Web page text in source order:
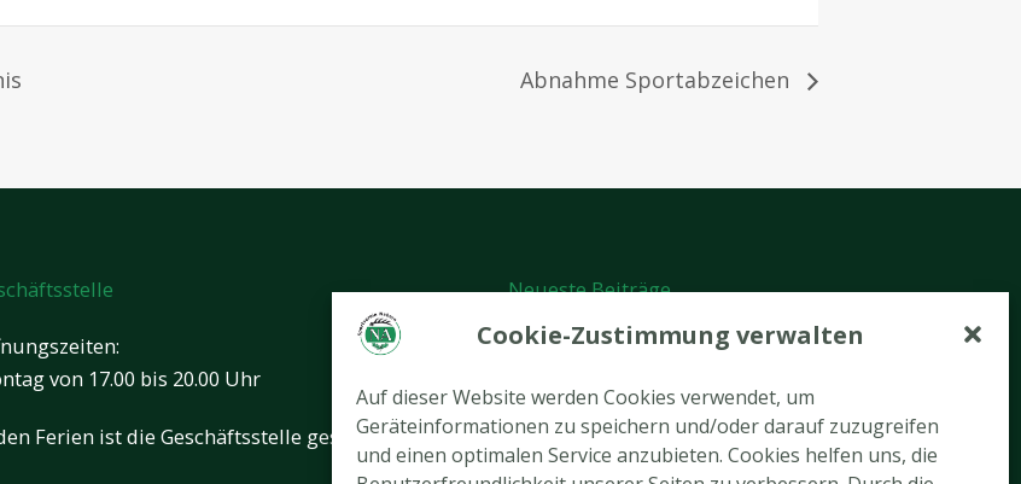
Cookie-Zustimmung verwalten
Auf dieser Website werden Cookies verwendet, um
Geräteinformationen zu speichern und/oder darauf zuzugreifen
und einen optimalen Service anzubieten. Cookies helfen uns, die
Abnahme Sportabzeichen
von 17.00 bis 20.00 Uhr
Ferien ist die Geschäftsstelle geschlossen.
Neueste Beiträge
Tennis-Newsletter August 2026
Tennis-Arbeitseinsatz am 22.08.2026
Rückblick Tennis-Hobbyturnier